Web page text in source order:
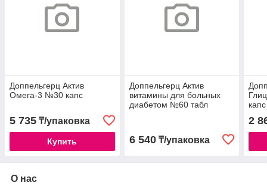
Доппельгерц Актив
Омега-3 №30 капс
5 735 ₸/упаковка
Купить
Доппельгерц Актив
витамины для больных
диабетом №60 табл
6 540₸/упаковка
капс
2
О нас